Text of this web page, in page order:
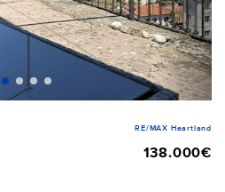
RE/MAX Heartland
138.000€